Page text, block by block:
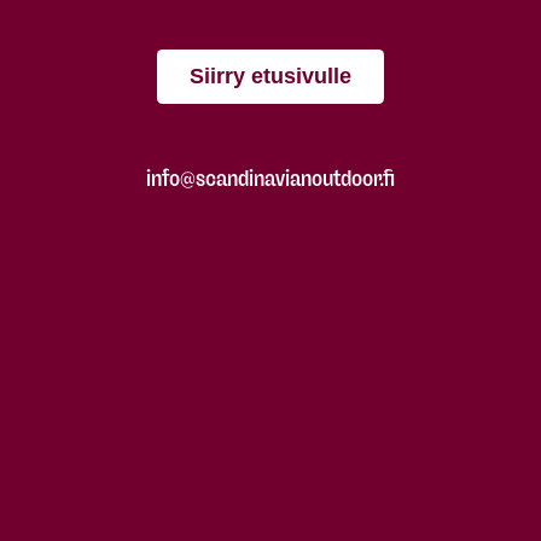
Siirry etusivulle
info@scandinavianoutdoor.fi